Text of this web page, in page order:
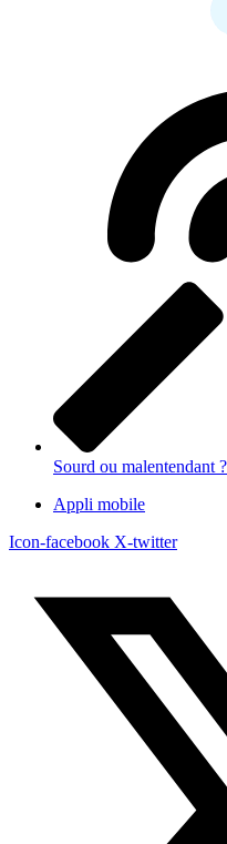
Sourd ou malentendant
Appli mobile
Icon-facebook X-twitter